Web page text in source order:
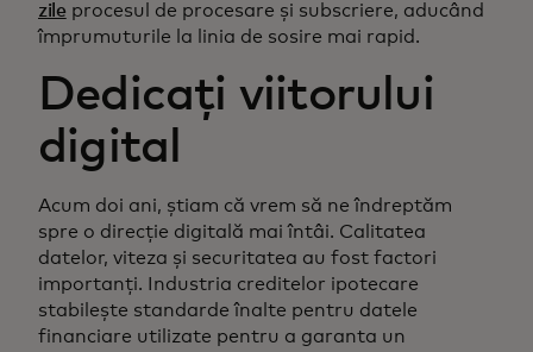
zile procesul de procesare și subscriere, aducând
împrumuturile la linia de sosire mai rapid.
Dedicați viitorului
digital
Acum doi ani, știam că vrem să ne îndreptăm
spre o direcție digitală mai întâi. Calitatea
datelor, viteza și securitatea au fost factori
importanți. Industria creditelor ipotecare
stabilește standarde înalte pentru datele
financiare utilizate pentru a garanta un